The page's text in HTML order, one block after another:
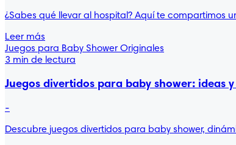
¿Sabes qué llevar al hospital? Aquí te compartimos
Leer más
Juegos para Baby Shower Originales
3 min de lectura
Juegos divertidos para baby shower: ideas
-
Descubre juegos divertidos para baby shower,